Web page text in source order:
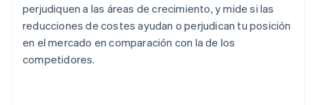
perjudiquen a las áreas de crecimiento, y mide si las
reducciones de costes ayudan o perjudican tu posición
en el mercado en comparación con la de los
competidores.